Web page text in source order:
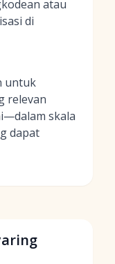
atau
di
untuk
relevan
skala
dapat